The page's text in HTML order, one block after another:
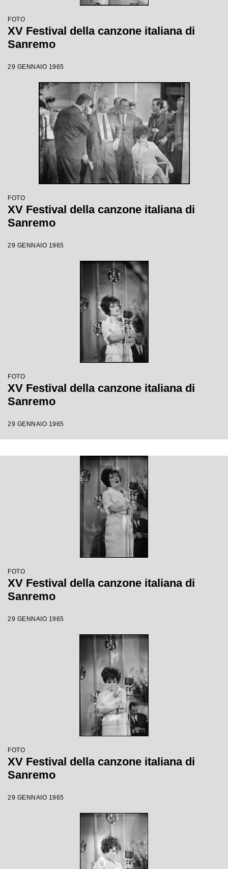
FOTO
XV Festival della canzone italiana di
Sanremo
29 GENNAIO 1965
FOTO
XV Festival della canzone italiana di
Sanremo
29 GENNAIO 1965
FOTO
XV Festival della canzone italiana di
Sanremo
29 GENNAIO 1965
FOTO
XV Festival della canzone italiana di
Sanremo
29 GENNAIO 1965
FOTO
XV Festival della canzone italiana di
Sanremo
29 GENNAIO 1965